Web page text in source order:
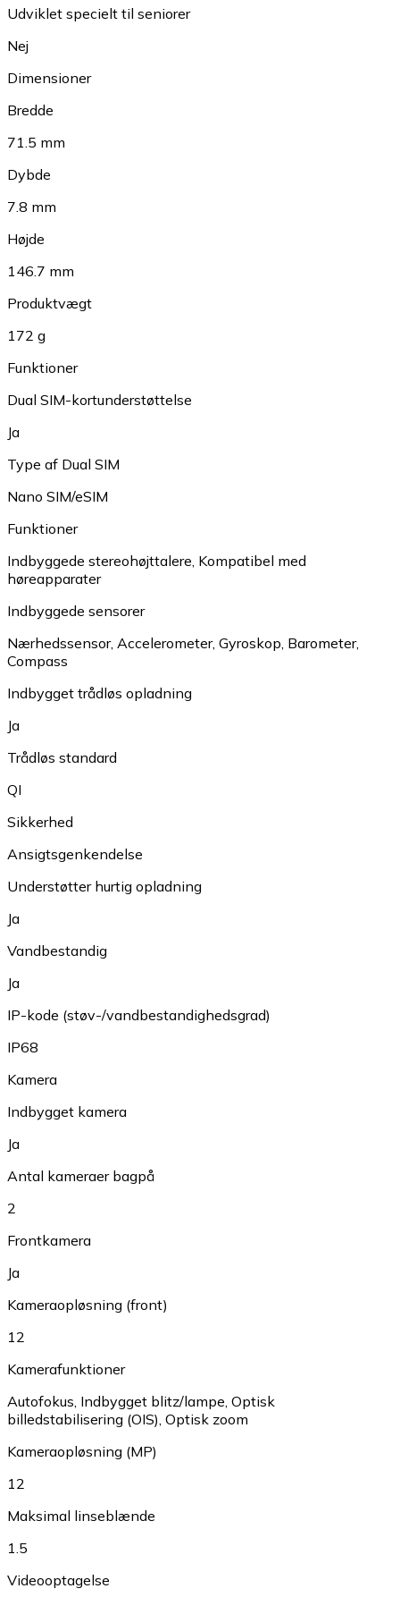
Udviklet specielt til seniorer
Nej
Dimensioner
Bredde
71.5 mm
Dybde
7.8 mm
Højde
146.7 mm
Produktvægt
172 g
Funktioner
Dual SIM-kortunderstøttelse
Ja
Type af Dual SIM
Nano SIM/eSIM
Funktioner
Indbyggede stereohøjttalere, Kompatibel med
høreapparater
Indbyggede sensorer
Nærhedssensor, Accelerometer, Gyroskop, Barometer,
Compass
Indbygget trådløs opladning
Ja
Trådløs standard
QI
Sikkerhed
Ansigtsgenkendelse
Understøtter hurtig opladning
Ja
Vandbestandig
Ja
IP-kode (støv-/vandbestandighedsgrad)
IP68
Kamera
Indbygget kamera
Ja
Antal kameraer bagpå
2
Frontkamera
Ja
Kameraopløsning (front)
12
Kamerafunktioner
Autofokus, Indbygget blitz/lampe, Optisk
billedstabilisering (OIS), Optisk zoom
Kameraopløsning (MP)
12
Maksimal linseblænde
1.5
Videooptagelse